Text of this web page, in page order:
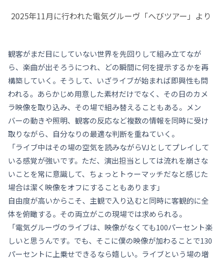
2025年11月に行われた電気グルーヴ「へびツアー」より
観客がまだ目にしていない世界を先回りして組み立てなが
ら、楽曲が出そろうにつれ、どの瞬間に何を提示するかを再
構築していく。そうして、いざライブが始まれば即興性も問
われる。あらかじめ用意した素材だけでなく、その日のカメ
ラ映像を取り込み、その場で組み替えることもある。メン
バーの動きや照明、観客の反応など複数の情報を同時に受け
取りながら、自分なりの最適な判断を重ねていく。
「ライブ中はその場の空気を読みながらVJとしてプレイして
いる感覚が強いです。ただ、演出担当としては流れを崩さな
いことを常に意識して、ちょっとトゥーマッチだなと感じた
場合は潔く映像をオフにすることもあります」
自由度が高いからこそ、主観で入り込むと同時に客観的に全
体を俯瞰する。その両立がこの現場では求められる。
「電気グルーヴのライブは、映像がなくても100パーセント楽
しいと思うんです。でも、そこに僕の映像が加わることで130
パーセントに上乗せできるなら嬉しい。ライブという場の増